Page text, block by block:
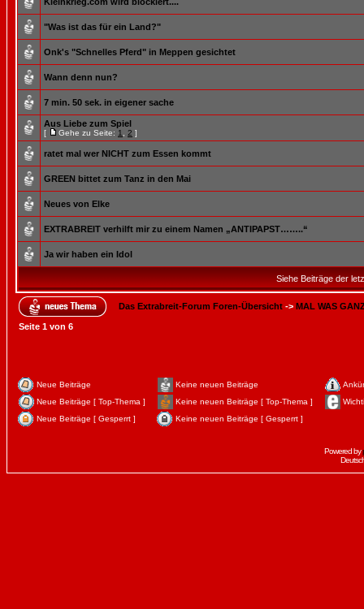
"Was ist das für ein Land?"
Onk's "Schnelles Pferd" in Meppen gesichtet
Wann denn nun?
7 min. 50 sek. in eigener sache
Aus Liebe zum Spiel
[ Gehe zu Seite: 1 2 ]
ratet mal wer NICHT zum Essen kommt
GREEN bittet zum Tanz in den Mai
Neues von Elke
EXTRABREIT verhilft mir zu einem Namen „ANTIPAPST……..“
Ja wir haben ein Idol
Siehe Beiträge der
Das Extrabreit-Forum Foren-Übersicht -> MAL WAS
Seite 1 von 6
Neue Beiträge Keine neuen Beiträge
Neue Beiträge [ Top-Thema ]
Keine neuen Beiträge [ Top-Thema ]
Neue Beiträge [ Gesperrt ]
Keine neuen Beiträge [ Gesperrt ]
Powered by